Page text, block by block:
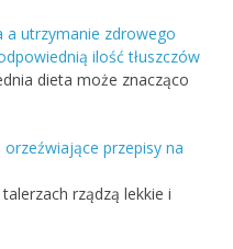
a utrzymanie zdrowego
ilość tłuszczów
dieta może znacząco
przepisy na
rządzą lekkie i